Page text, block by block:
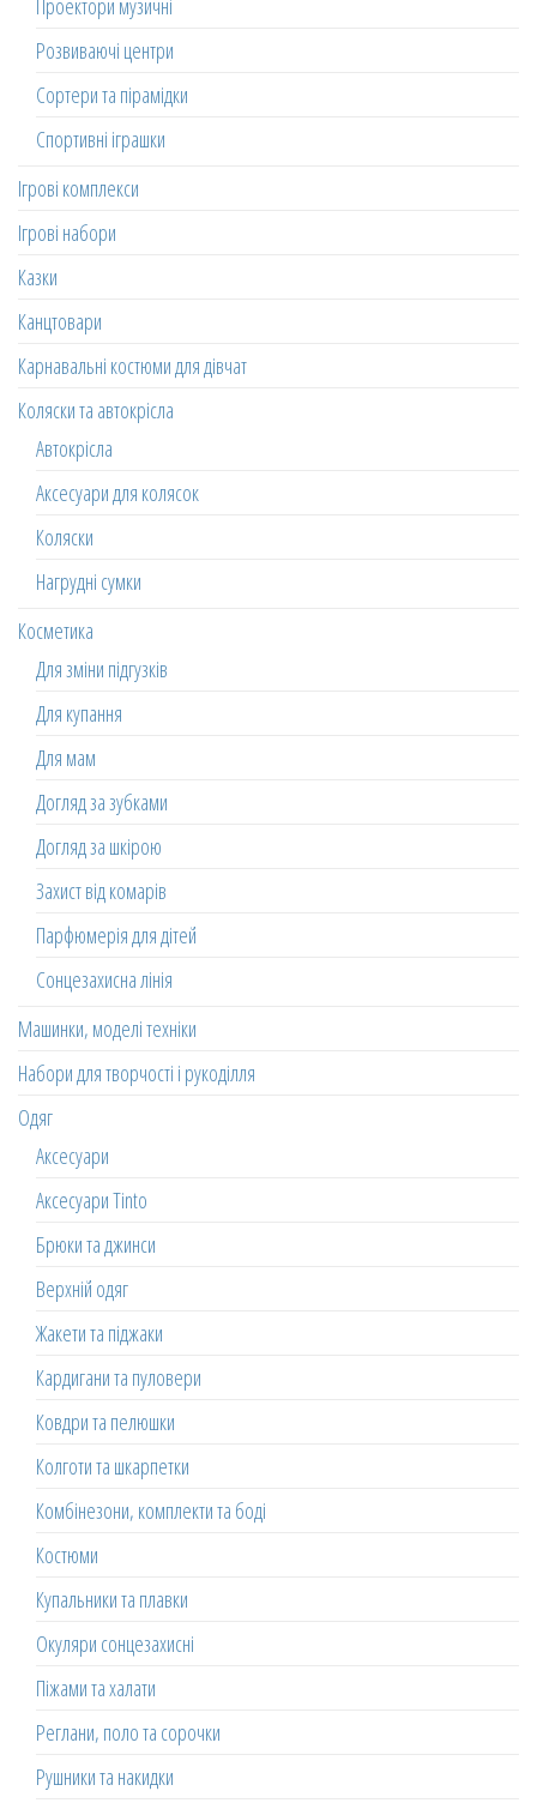
Проектори музичні
Розвиваючі центри
Сортери та пірамідки
Спортивні іграшки
Ігрові комплекси
Ігрові набори
Казки
Канцтовари
Карнавальні костюми для дівчат
Коляски та автокрісла
Автокрісла
Аксесуари для колясок
Коляски
Нагрудні сумки
Косметика
Для зміни підгузків
Для купання
Для мам
Догляд за зубками
Догляд за шкірою
Захист від комарів
Парфюмерія для дітей
Сонцезахисна лінія
Машинки, моделі техніки
Набори для творчості і рукоділля
Одяг
Аксесуари
Аксесуари Tinto
Брюки та джинси
Верхній одяг
Жакети та піджаки
Кардигани та пуловери
Ковдри та пелюшки
Колготи та шкарпетки
Комбінезони, комплекти та боді
Костюми
Купальники та плавки
Окуляри сонцезахисні
Піжами та халати
Реглани, поло та сорочки
Рушники та накидки